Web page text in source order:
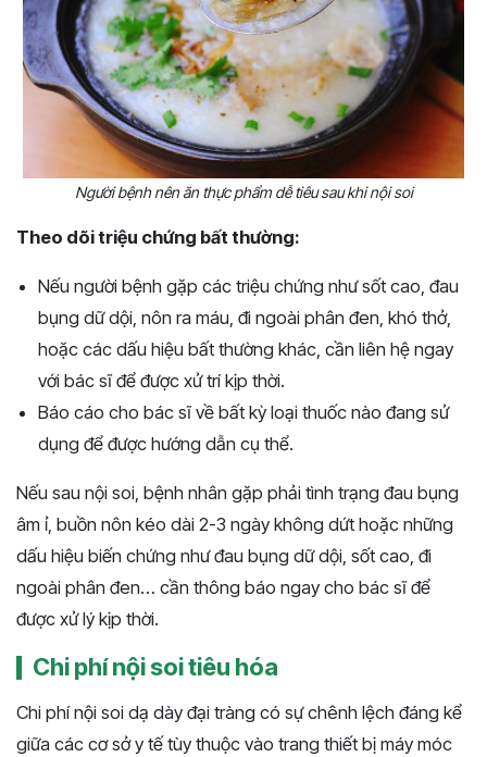
Người bệnh nên ăn thực phẩm dễ tiêu sau khi nội soi
Theo dõi triệu chứng bất thường:
Nếu người bệnh gặp các triệu chứng như sốt cao, đau
bụng dữ dội, nôn ra máu, đi ngoài phân đen, khó thở,
hoặc các dấu hiệu bất thường khác, cần liên hệ ngay
với bác sĩ để được xử trí kịp thời.
Báo cáo cho bác sĩ về bất kỳ loại thuốc nào đang sử
dụng để được hướng dẫn cụ thể.
Nếu sau nội soi, bệnh nhân gặp phải tình trạng đau bụng
âm ỉ, buồn nôn kéo dài 2-3 ngày không dứt hoặc những
dấu hiệu biến chứng như đau bụng dữ dội, sốt cao, đi
ngoài phân đen… cần thông báo ngay cho bác sĩ để
được xử lý kịp thời.
Chi phí nội soi tiêu hóa
Chi phí nội soi dạ dày đại tràng có sự chênh lệch đáng kể
giữa các cơ sở y tế tùy thuộc vào trang thiết bị máy móc